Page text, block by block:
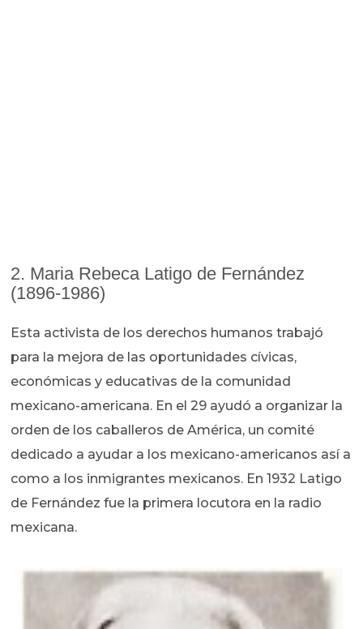
2. Maria Rebeca Latigo de Fernández
(1896-1986)
Esta activista de los derechos humanos trabajó
para la mejora de las oportunidades cívicas,
económicas y educativas de la comunidad
mexicano-americana. En el 29 ayudó a organizar la
orden de los caballeros de América, un comité
dedicado a ayudar a los mexicano-americanos así a
como a los inmigrantes mexicanos. En 1932 Latigo
de Fernández fue la primera locutora en la radio
mexicana.